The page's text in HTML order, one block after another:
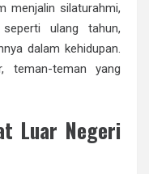
menjalin silaturahmi,
ulang tahun,
dalam kehidupan.
teman-teman yang
Luar Negeri